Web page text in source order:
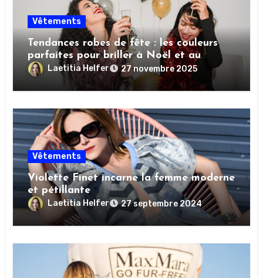
Vêtements
Tendances robes de fête : les couleurs
parfaites pour briller à Noël et au
Nouvel An
Laetitia Helfer 27 novembre 2025
Vêtements
Violette Finet incarne la femme moderne
et pétillante
Laetitia Helfer 27 septembre 2024